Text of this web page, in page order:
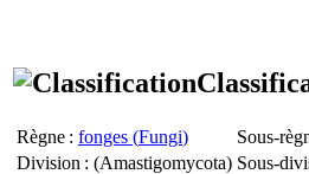
Règne : fonges (Fungi) Sous-
Division : (Amastigomycota) Sous-